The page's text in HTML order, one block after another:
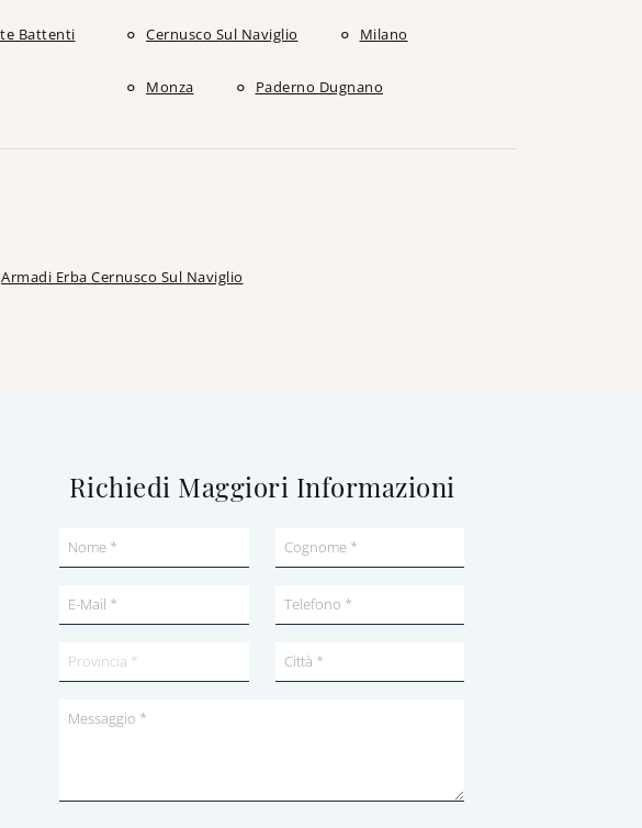
Battenti Cernusco Sul Naviglio Milano
Monza Paderno Dugnano
Armadi Erba Cernusco Sul Naviglio
Richiedi Maggiori Informazioni